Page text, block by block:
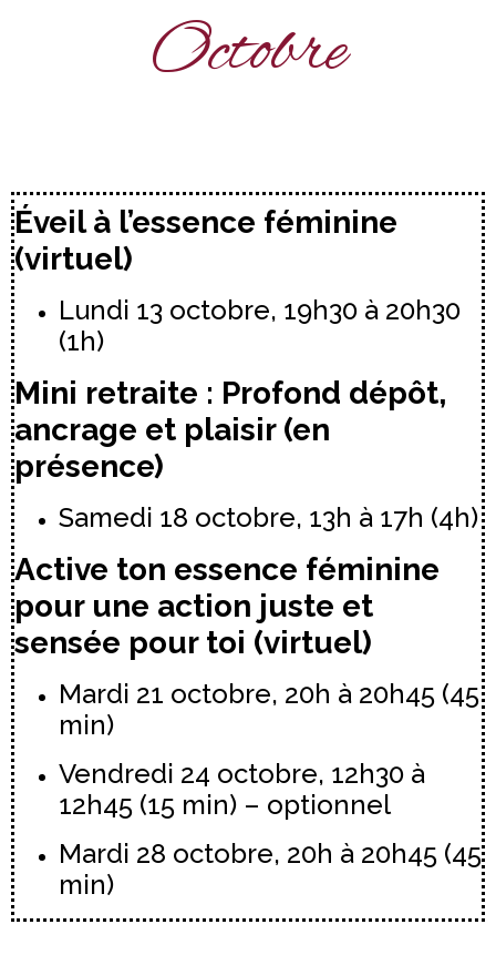
Octobre
Éveil à l’essence féminine
(virtuel)
Lundi 13 octobre, 19h30 à 20h30
(1h)
Mini retraite : Profond dépôt,
ancrage et plaisir (en
présence)
Samedi 18 octobre, 13h à 17h (4h)
Active ton essence féminine
pour une action juste et
sensée pour toi (virtuel)
Mardi 21 octobre, 20h à 20h45 (45
min)
Vendredi 24 octobre, 12h30 à
12h45 (15 min) – optionnel
Mardi 28 octobre, 20h à 20h45 (45
min)